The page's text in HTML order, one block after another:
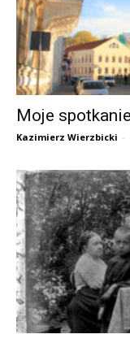
Moje
Kazimierz Wierzbicki -